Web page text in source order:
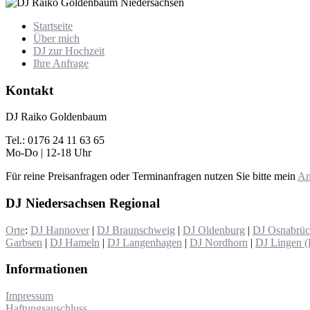
Startseite
Über mich
DJ zur Hochzeit
Ihre Anfrage
Kontakt
DJ Raiko Goldenbaum
Tel.: 0176 24 11 63 65
Mo-Do | 12-18 Uhr
Für reine Preisanfragen oder Terminanfragen nutzen Sie bitte mein
DJ Niedersachsen Regional
Orte: DJ Hannover | DJ Braunschweig | DJ Oldenburg | DJ
Garbsen | DJ Hameln | DJ Langenhagen | DJ Nordhorn | DJ Lingen
Informationen
Impressum